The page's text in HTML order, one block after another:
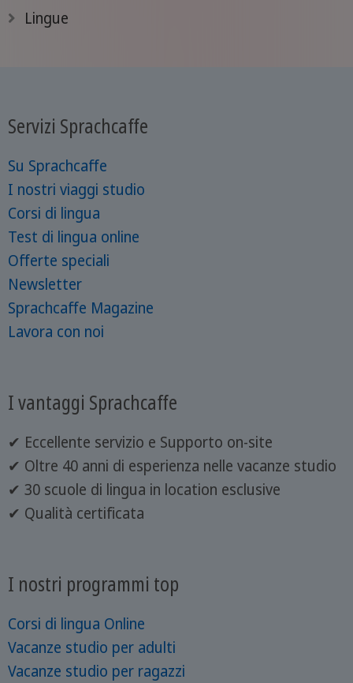
trucchi che e ti aiuteranno quasi sempr a
trovare l'articolo determinativo giusto
Lingue
Servizi Sprachcaffe
Su Sprachcaffe
I nostri viaggi studio
Corsi di lingua
Test di lingua online
Offerte speciali
Newsletter
Sprachcaffe Magazine
Lavora con noi
I vantaggi Sprachcaffe
✔ Eccellente servizio e Supporto on-site
✔ Oltre 40 anni di esperienza nelle vacanze studio
✔ 30 scuole di lingua in location esclusive
✔ Qualità certificata
I nostri programmi top
Corsi di lingua Online
Vacanze studio per adulti
Vacanze studio per ragazzi